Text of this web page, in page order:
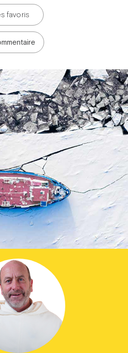
Avent dans la ville
Théobule
favoris